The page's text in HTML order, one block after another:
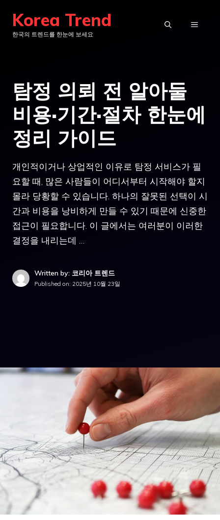
Korea Trend
한국의 트렌드를 한눈에 보세요
메
탐정 의뢰 전 알아둘
비용·기간·절차 한눈에
정리 가이드
개인적이거나 상업적인 이유로 탐정 서비스가 필
요할 때, 많은 사람들이 어디서부터 시작해야 할지
몰라 당황할 수 있습니다. 하나의 잘못된 선택이 시
간과 비용을 낭비하게 만들 수 있기 때문에 신중한
접근이 필요합니다. 이 글에서는 여러분이 이러한
결정을 내리는데 …
Written by: 코리아 트렌드
Published on: 2025년 10월 23일